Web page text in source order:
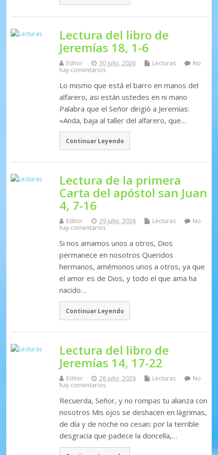
Lectura del libro de
Jeremías 18, 1-6
Editor 30 julio, 2026 Lecturas
No
hay comentarios
Lo mismo que está el barro en manos del
alfarero, asi están ustedes en ni mano
Palabra que el Señor dirigió a Jeremías:
«Anda, baja al taller del alfarero, que…
Continuar Leyendo
Lectura de la primera
Carta del apóstol san Juan
4, 7-16
Editor 29 julio, 2026 Lecturas
No
hay comentarios
Si nos amamos unos a otros, Dios
permanece en nosotros Queridos
hermanos, amémonos unos a otros, ya que
el amor es de Dios, y todo el que ama ha
nacido…
Continuar Leyendo
Lectura del libro de
Jeremías 14, 17-22
Editor 28 julio, 2026 Lecturas
No
hay comentarios
Recuerda, Señor, y no rompas tu alianza con
nosotros Mis ojos se deshacen en lágrimas,
de día y de noche no cesan: por la terrible
desgracia que padece la doncella,…